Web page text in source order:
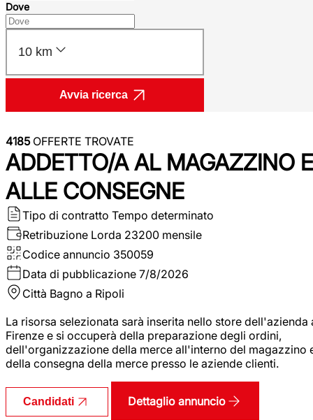
Dove
10 km
Avvia ricerca
4185OFFERTE TROVATE
ADDETTO/A AL MAGAZZINO E
ALLE CONSEGNE
Tipo di contratto Tempo determinato
Retribuzione Lorda 23200 mensile
Codice annuncio 350059
Data di pubblicazione 7/8/2026
Città Bagno a Ripoli
La risorsa selezionata sarà inserita nello store dell'azienda
Firenze e si occuperà della preparazione degli ordini,
dell'organizzazione della merce all'interno del magazzino
della consegna della merce presso le aziende clienti.
Candidati Dettaglio annuncio